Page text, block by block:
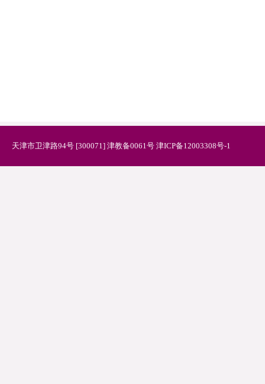
天津市卫津路94号 [300071] 津教备0061号 津ICP备12003308号-1